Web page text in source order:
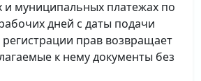
и муниципальных платежах по
дней с даты подачи
прав возвращает
к нему документы без